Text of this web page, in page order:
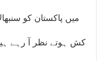
میں پاکستان کو
کش ہوتے نظر آ رہے